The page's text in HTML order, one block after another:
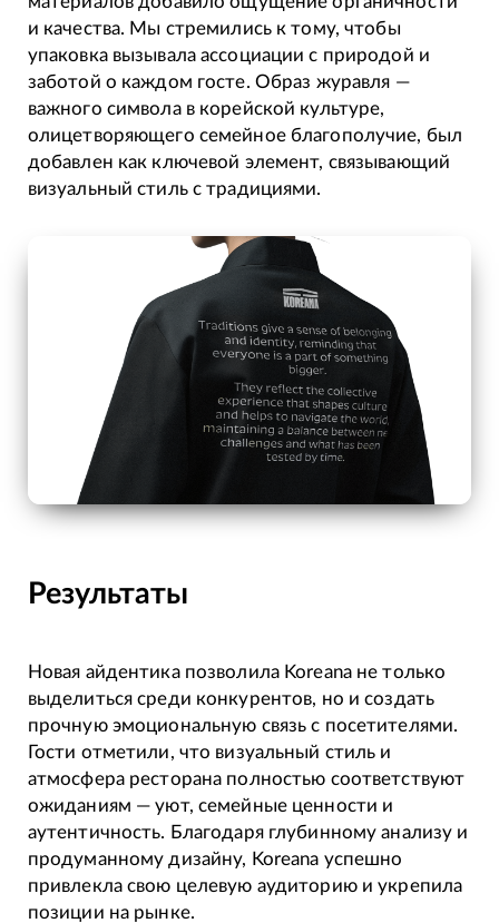
и качества. Мы стремились к тому, чтобы
упаковка вызывала ассоциации с природой и
заботой о каждом госте. Образ журавля —
важного символа в корейской культуре,
олицетворяющего семейное благополучие, был
добавлен как ключевой элемент, связывающий
визуальный стиль с традициями.
Результаты
Новая айдентика позволила Koreana не только
выделиться среди конкурентов, но и создать
прочную эмоциональную связь с посетителями.
Гости отметили, что визуальный стиль и
атмосфера ресторана полностью соответствуют
ожиданиям — уют, семейные ценности и
аутентичность. Благодаря глубинному анализу и
продуманному дизайну, Koreana успешно
привлекла свою целевую аудиторию и укрепила
позиции на рынке.